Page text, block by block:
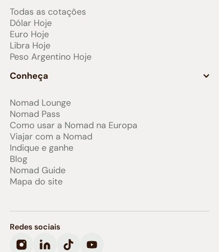
Todas as cotações
Dólar Hoje
Euro Hoje
Libra Hoje
Peso Argentino Hoje
Conheça
Nomad Lounge
Nomad Pass
Como usar a Nomad na Europa
Viajar com a Nomad
Indique e ganhe
Blog
Nomad Guide
Mapa do site
Redes sociais